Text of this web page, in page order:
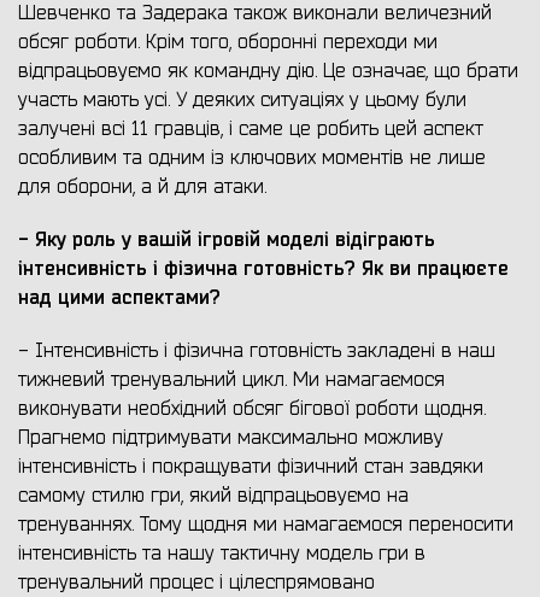
Шевченко та Задерака також виконали величезний
обсяг роботи. Крім того, оборонні переходи ми
відпрацьовуємо як командну дію. Це означає, що брати
участь мають усі. У деяких ситуаціях у цьому були
залучені всі 11 гравців, і саме це робить цей аспект
особливим та одним із ключових моментів не лише
для оборони, а й для атаки.
- Яку роль у вашій ігровій моделі відіграють
інтенсивність і фізична готовність? Як ви працюєте
над цими аспектами?
- Інтенсивність і фізична готовність закладені в наш
тижневий тренувальний цикл. Ми намагаємося
виконувати необхідний обсяг бігової роботи щодня.
Прагнемо підтримувати максимально можливу
інтенсивність і покращувати фізичний стан завдяки
самому стилю гри, який відпрацьовуємо на
тренуваннях. Тому щодня ми намагаємося переносити
інтенсивність та нашу тактичну модель гри в
тренувальний процес і цілеспрямовано